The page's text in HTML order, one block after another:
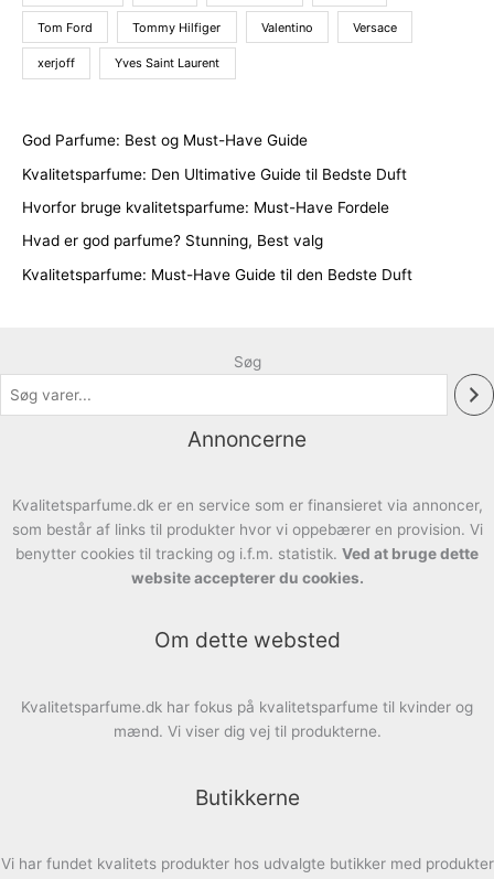
Tom Ford Tommy Hilfiger Valentino Versace
xerjoff Yves Saint Laurent
God Parfume: Best og Must-Have Guide
Kvalitetsparfume: Den Ultimative Guide til Bedste Duft
Hvorfor bruge kvalitetsparfume: Must-Have Fordele
Hvad er god parfume? Stunning, Best valg
Kvalitetsparfume: Must-Have Guide til den Bedste Duft
Søg
Annoncerne
Kvalitetsparfume.dk er en service som er finansieret via annoncer,
som består af links til produkter hvor vi oppebærer en provision. Vi
benytter cookies til tracking og i.f.m. statistik. Ved at bruge dette
website accepterer du cookies.
Om dette websted
Kvalitetsparfume.dk har fokus på kvalitetsparfume til kvinder og
mænd. Vi viser dig vej til produkterne.
Butikkerne
Vi har fundet kvalitets produkter hos udvalgte butikker med produkter